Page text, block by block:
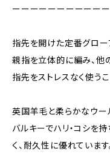
ーーーーーーーーーー
指先を開けた定番グロ
親指を立体的に編み、他
指先をストレスなく使うこ
英国羊毛と柔らかなウー
バルキーでハリ・コシを
く、耐久性に優れています